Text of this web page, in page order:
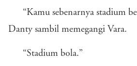
“Kamu sebenarnya stadium
Danty sambil memegangi Vara.
“Stadium bola.”